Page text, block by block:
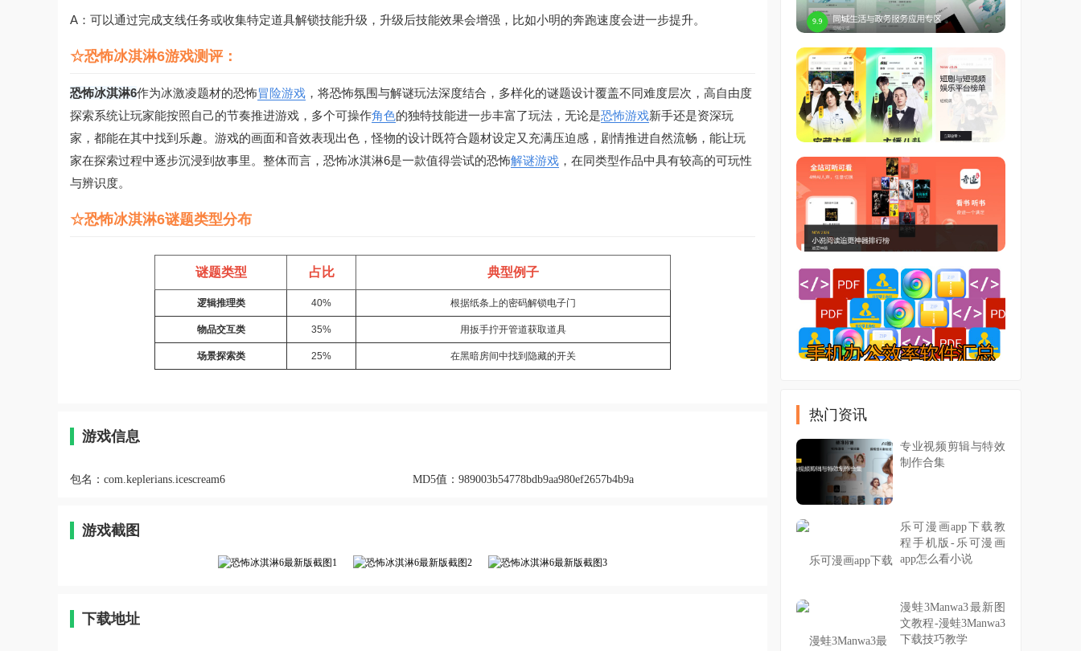
A：可以通过完成支线任务或收集特定道具解锁技能升级，升级后技能效果会增强，比如小明的奔跑速度会进一步提升。
☆恐怖冰淇淋6游戏测评：
恐怖冰淇淋6作为冰激凌题材的恐怖冒险游戏 ，将恐怖氛围与解谜玩法深度结合，多样化的谜题设计覆盖不同难度层次，高自由度
探索系统让玩家能按照自己的节奏推进游戏，多个可操作角色的独特技能进一步丰富了玩法，无论是恐怖游戏新手还是资深玩
家，都能在其中找到乐趣。游戏的画面和音效表现出色，怪物的设计既符合题材设定又充满压迫感，剧情推进自然流畅，能让玩
家在探索过程中逐步沉浸到故事里。整体而言，恐怖冰淇淋6是一款值得尝试的恐怖解谜游戏 ，在同类型作品中具有较高的可玩性
与辨识度。
☆恐怖冰淇淋6谜题类型分布
谜题类型 占比 典型例子
逻辑推理类 40% 根据纸条上的密码解锁电子门
物品交互类 35% 用扳手拧开管道获取道具
场景探索类 25% 在黑暗房间中找到隐藏的开关
游戏信息
包名： com.keplerians.icescream6 MD5值： 989003b54778bdb9aa980ef2657b4b9a
游戏截图
下载地址
热门资讯
专业视频剪辑与特效
制作合集
乐可漫画app下载教
程手机版-乐可漫画
app怎么看小说
漫蛙3Manwa3最新图
文教程-漫蛙3Manwa3
下载技巧教学